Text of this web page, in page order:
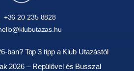
+36 20 235 8828
ban? Top 3 tipp a Klub Utazástól
2026 – Repülővel és Busszal